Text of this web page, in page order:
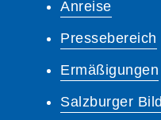
Anreise
Pressebereich
Ermäßigungen
Salzburger